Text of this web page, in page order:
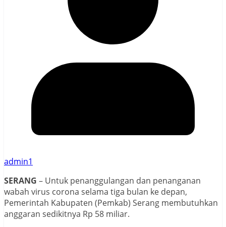
admin1
SERANG – Untuk penanggulangan dan penanganan
wabah virus corona selama tiga bulan ke depan,
Pemerintah Kabupaten (Pemkab) Serang membutuhkan
anggaran sedikitnya Rp 58 miliar.